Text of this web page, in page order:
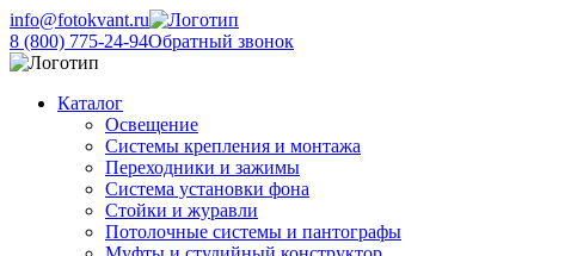
info@fotokvant.ru
8 (800) 775-24-94Обратный звонок
Каталог
Освещение
Системы крепления и монтажа
Переходники и зажимы
Система установки фона
Стойки и журавли
Потолочные системы и пантографы